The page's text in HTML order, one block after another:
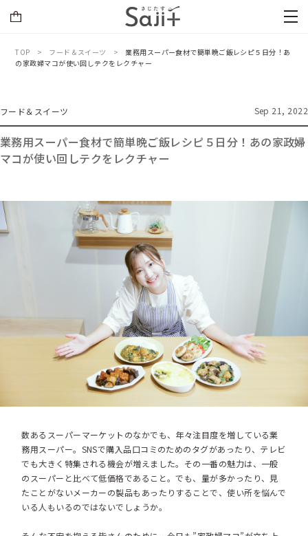
TOP フード＆スイーツ
業務用スーパー食材で簡単晩ご飯レシピ５日分！あ
の家政婦マコが使い回しテクをレクチャー
フード＆スイーツ Sep 21, 2022
業務用スーパー食材で簡単晩ご飯レシピ５日分！あの家政婦
マコが使い回しテクをレクチャー
数あるスーパーマーケットのなかでも、年々注目度を増している業
務用スーパー。SNSで購入品口コミのためのタグがあったり、テレビ
でも大きく特集される機会が増えました。その一番の魅力は、一般
のスーパーと比べて低価格であること。でも、量が多かったり、見
たことがないメーカーの製品もあったりすることで、使い所を悩んで
いる人もいるのではないでしょうか。